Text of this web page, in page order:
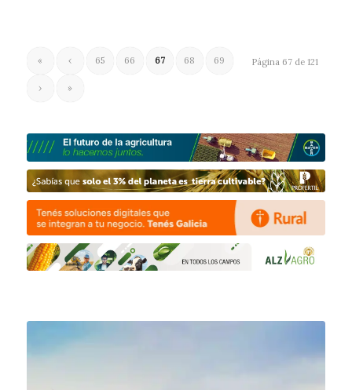
Página 67 de 121
« ‹ 65 66 67 68 69
› »